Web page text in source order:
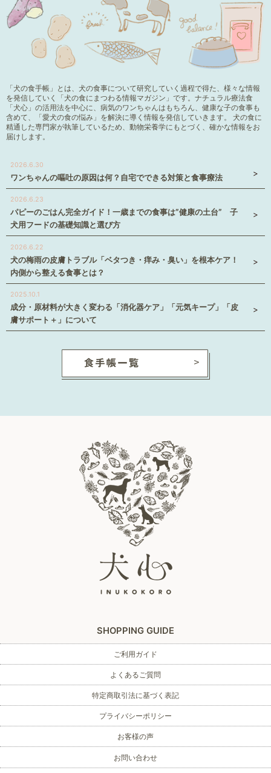
「犬の食手帳」とは、犬の食事について研究していく過程で得た、様々な情報
を発信していく「犬の食にまつわる情報マガジン」です。ナチュラル療法食
「犬心」の活用法を中心に、病気のワンちゃんはもちろん、健康な子の食事も
含めて、「愛犬の食の悩み」を解決に導く情報を発信していきます。 犬の食に
精通した専門家が執筆しているため、動物栄養学にもとづく、確かな情報をお
届けします。
2026.6.30
ワンちゃんの嘔吐の原因は何？自宅でできる対策と食事療法
2026.6.23
パピーのごはん完全ガイド！一歳までの食事は”健康の土台” 子
犬用フードの基礎知識と選び方
2026.6.22
犬の梅雨の皮膚トラブル「ベタつき・痒み・臭い」を根本ケア！
内側から整える食事とは？
2025.10.1
成分・原材料が大きく変わる「消化器ケア」「元気キープ」「皮
膚サポート＋」について
SHOPPING GUIDE
ご利用ガイド
よくあるご質問
特定商取引法に基づく表記
プライバシーポリシー
お客様の声
お問い合わせ